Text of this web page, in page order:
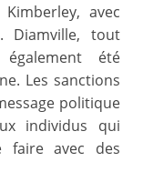
avec
Diamville, tout
été
Les sanctions
politique
individus qui
faire avec des